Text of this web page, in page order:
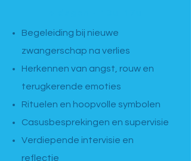
Begeleiding bij nieuwe
zwangerschap na verlies
Herkennen van angst, rouw en
terugkerende emoties
Rituelen en hoopvolle symbolen
Casusbesprekingen en supervisie
Verdiepende intervisie en
reflectie